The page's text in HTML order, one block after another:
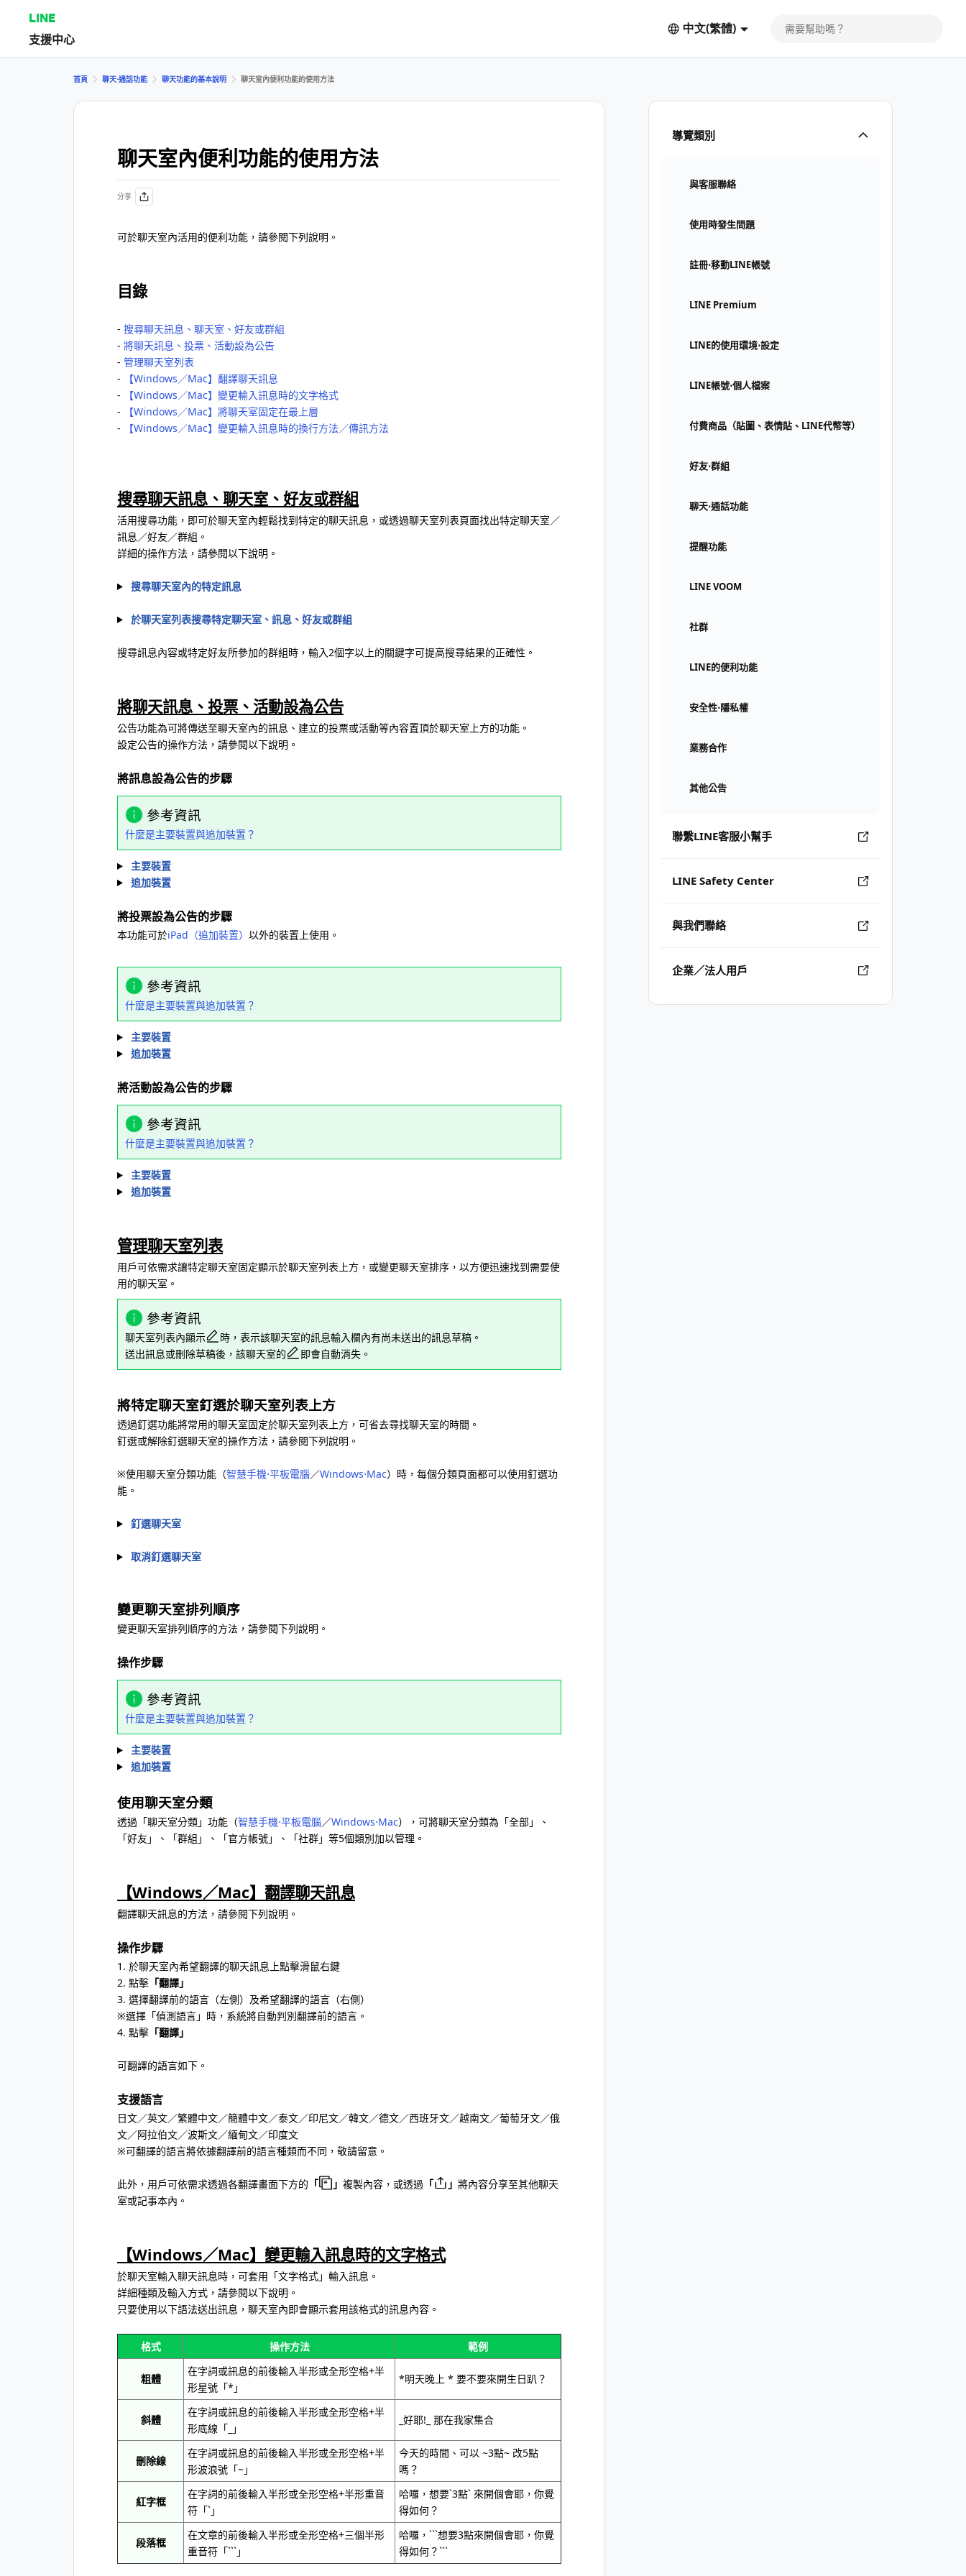
LINE
支援中心
中文(繁體)
導覽類別
與客服聯絡
使用時發生問題
註冊⋅移動LINE帳號
LINE Premium
LINE的使用環境⋅設定
LINE帳號⋅個人檔案
付費商品（貼圖、表情貼、LINE代幣等）
好友⋅群組
聊天⋅通話功能
提醒功能
LINE VOOM
社群
LINE的便利功能
安全性⋅隱私權
業務合作
其他公告
聯繫LINE客服小幫手
LINE Safety Center
與我們聯絡
企業／法人用戶
首頁 聊天⋅通話功能 聊天功能的基本說明 聊天室內便利功能的使用方法
聊天室內便利功能的使用方法
分享
可於聊天室內活用的便利功能，請參閱下列說明。
目錄
‐ 搜尋聊天訊息、聊天室、好友或群組
‐ 將聊天訊息、投票、活動設為公告
‐ 管理聊天室列表
‐
【Windows／Mac】翻譯聊天訊息
‐
【Windows／Mac】變更輸入訊息時的文字格式
‐
【Windows／Mac】將聊天室固定在最上層
‐
【Windows／Mac】變更輸入訊息時的換行方法／傳訊方法
搜尋聊天訊息、聊天室、好友或群組
活用搜尋功能，即可於聊天室內輕鬆找到特定的聊天訊息，或透過聊天室列表頁面找出特定聊天室／
訊息／好友／群組。
詳細的操作方法，請參閱以下說明。
搜尋聊天室內的特定訊息
於聊天室列表搜尋特定聊天室、訊息、好友或群組
搜尋訊息內容或特定好友所參加的群組時，輸入2個字以上的關鍵字可提高搜尋結果的正確性。
將聊天訊息、投票、活動設為公告
公告功能為可將傳送至聊天室內的訊息、建立的投票或活動等內容置頂於聊天室上方的功能。
設定公告的操作方法，請參閱以下說明。
將訊息設為公告的步驟
參考資訊
什麼是主要裝置與追加裝置？
主要裝置
追加裝置
將投票設為公告的步驟
本功能可於iPad（追加裝置） 以外的裝置上使用。
參考資訊
什麼是主要裝置與追加裝置？
主要裝置
追加裝置
將活動設為公告的步驟
參考資訊
什麼是主要裝置與追加裝置？
主要裝置
追加裝置
管理聊天室列表
用戶可依需求讓特定聊天室固定顯示於聊天室列表上方，或變更聊天室排序，以方便迅速找到需要使
用的聊天室。
參考資訊
聊天室列表內顯示
時，表示該聊天室的訊息輸入欄內有尚未送出的訊息草稿。
送出訊息或刪除草稿後，該聊天室的
即會自動消失。
將特定聊天室釘選於聊天室列表上方
透過釘選功能將常用的聊天室固定於聊天室列表上方，可省去尋找聊天室的時間。
釘選或解除釘選聊天室的操作方法，請參閱下列說明。
※使用聊天室分類功能（智慧手機⋅平板電腦／Windows⋅Mac）時，每個分類頁面都可以使用釘選功
能。
釘選聊天室
取消釘選聊天室
變更聊天室排列順序
變更聊天室排列順序的方法，請參閱下列說明。
操作步驟
參考資訊
什麼是主要裝置與追加裝置？
主要裝置
追加裝置
使用聊天室分類
透過「聊天室分類」功能（智慧手機⋅平板電腦／Windows⋅Mac），可將聊天室分類為「全部」、
「好友」、「群組」、「官方帳號」、「社群」等5個類別加以管理。
【Windows／Mac】翻譯聊天訊息
翻譯聊天訊息的方法，請參閱下列說明。
操作步驟
1. 於聊天室內希望翻譯的聊天訊息上點擊滑鼠右鍵
2. 點擊 「翻譯」
3. 選擇翻譯前的語言（左側）及希望翻譯的語言（右側）
※選擇「偵測語言」時，系統將自動判別翻譯前的語言。
4. 點擊 「翻譯」
可翻譯的語言如下。
支援語言
日文／英文／繁體中文／簡體中文／泰文／印尼文／韓文／德文／西班牙文／越南文／葡萄牙文／俄
文／阿拉伯文／波斯文／緬甸文／印度文
※可翻譯的語言將依據翻譯前的語言種類而不同，敬請留意。
此外，用戶可依需求透過各翻譯畫面下方的 「 」 複製內容，或透過 「 」 將內容分享至其他聊天
室或記事本內。
【Windows／Mac】變更輸入訊息時的文字格式
於聊天室輸入聊天訊息時，可套用「文字格式」輸入訊息。
詳細種類及輸入方式，請參閱以下說明。
只要使用以下語法送出訊息，聊天室內即會顯示套用該格式的訊息內容。
格式 操作方法 範例
粗體
在字詞或訊息的前後輸入半形或全形空格+半
形星號「*」
*明天晚上 * 要不要來開生日趴？
斜體
在字詞或訊息的前後輸入半形或全形空格+半
形底線「_」
_好耶!_ 那在我家集合
刪除線
在字詞或訊息的前後輸入半形或全形空格+半
形波浪號「~」
今天的時間、可以 ~3點~ 改5點
嗎？
紅字框
在字詞的前後輸入半形或全形空格+半形重音
符「`」
哈囉，想要`3點` 來開個會耶，你覺
得如何？
段落框
在文章的前後輸入半形或全形空格+三個半形
重音符「```」
哈囉，```想要3點來開個會耶，你覺
得如何？```